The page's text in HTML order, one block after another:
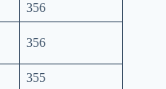
356
356
355